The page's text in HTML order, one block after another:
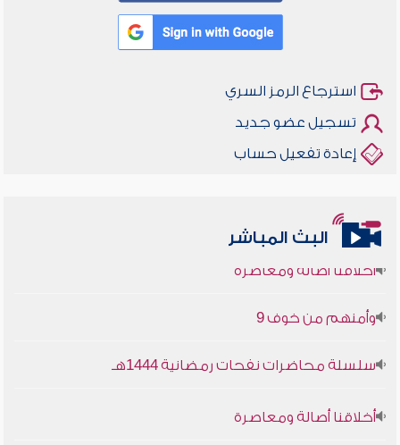
استرجاع الرمز السري
تسجيل عضو جديد
إعادة تفعيل حساب
البث المباشر
أخلاقنا أصالة ومعاصرة